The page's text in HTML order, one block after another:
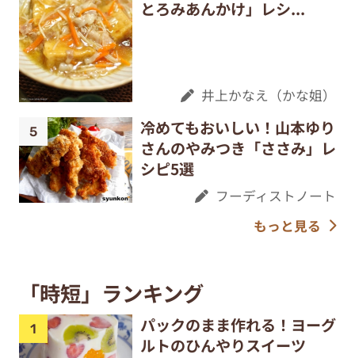
とろみあんかけ」レシ...
井上かなえ（かな姐）
冷めてもおいしい！山本ゆり
さんのやみつき「ささみ」レ
シピ5選
フーディストノート
もっと見る
「時短」ランキング
パックのまま作れる！ヨーグ
ルトのひんやりスイーツ